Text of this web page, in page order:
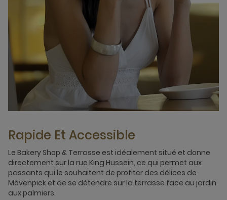
Rapide Et Accessible
Le Bakery Shop & Terrasse est idéalement situé et donne
directement sur la rue King Hussein, ce qui permet aux
passants qui le souhaitent de profiter des délices de
Mövenpick et de se détendre sur la terrasse face au jardin
aux palmiers.